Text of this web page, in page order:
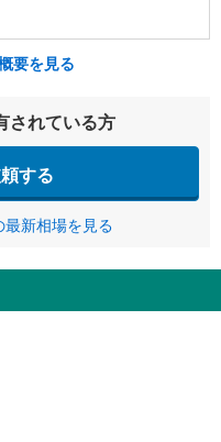
要を見る
されている方
する
新相場を見る